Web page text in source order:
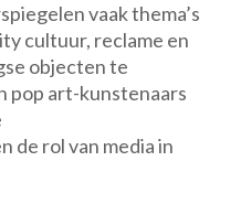
vaak thema’s
cultuur, reclame en
objecten te
pop art-kunstenaars
de rol van media in